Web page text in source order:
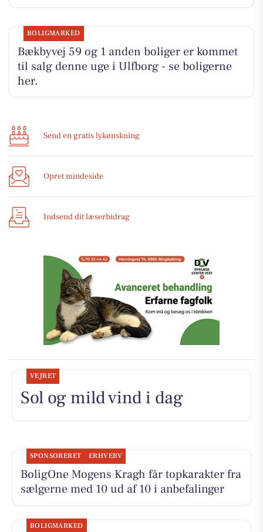
BOLIGMARKED
Bækbyvej 59 og 1 anden boliger er kommet
til salg denne uge i Ulfborg - se boligerne
her.
Send en gratis lykønskning
Opret mindeside
Indsend dit læserbidrag
VEJRET
Sol og mild vind i dag
SPONSORERET ERHVERV
BoligOne Mogens Kragh får topkarakter fra
sælgerne med 10 ud af 10 i anbefalinger
BOLIGMARKED